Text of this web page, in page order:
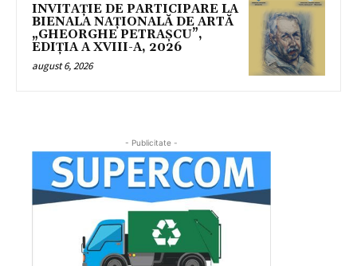
INVITAȚIE DE PARTICIPARE LA
BIENALA NAȚIONALĂ DE ARTĂ
„GHEORGHE PETRAȘCU”,
EDIŢIA A XVIII-A, 2026
august 6, 2026
- Publicitate -